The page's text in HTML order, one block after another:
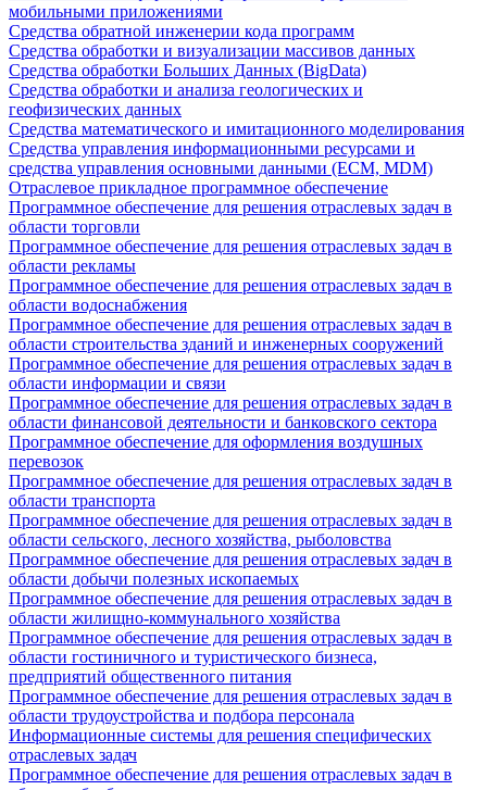
мобильными приложениями
Средства обратной инженерии кода программ
Средства обработки и визуализации массивов данных
Средства обработки Больших Данных (BigData)
Средства обработки и анализа геологических и
геофизических данных
Средства математического и имитационного моделирования
Средства управления информационными ресурсами и
средства управления основными данными (ECM, MDM)
Отраслевое прикладное программное обеспечение
Программное обеспечение для решения отраслевых задач в
области торговли
Программное обеспечение для решения отраслевых задач в
области рекламы
Программное обеспечение для решения отраслевых задач в
области водоснабжения
Программное обеспечение для решения отраслевых задач в
области строительства зданий и инженерных сооружений
Программное обеспечение для решения отраслевых задач в
области информации и связи
Программное обеспечение для решения отраслевых задач в
области финансовой деятельности и банковского сектора
Программное обеспечение для оформления воздушных
перевозок
Программное обеспечение для решения отраслевых задач в
области транспорта
Программное обеспечение для решения отраслевых задач в
области сельского, лесного хозяйства, рыболовства
Программное обеспечение для решения отраслевых задач в
области добычи полезных ископаемых
Программное обеспечение для решения отраслевых задач в
области жилищно-коммунального хозяйства
Программное обеспечение для решения отраслевых задач в
области гостиничного и туристического бизнеса,
предприятий общественного питания
Программное обеспечение для решения отраслевых задач в
области трудоустройства и подбора персонала
Информационные системы для решения специфических
отраслевых задач
Программное обеспечение для решения отраслевых задач в